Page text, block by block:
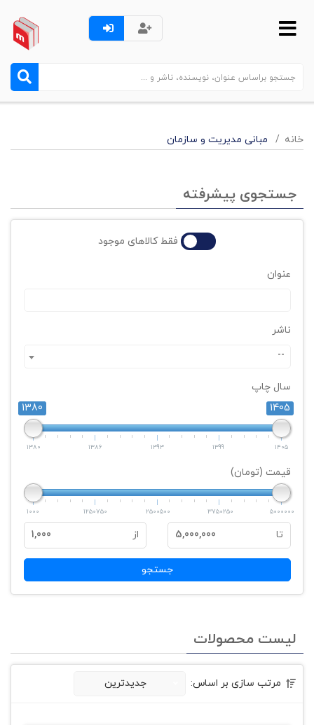
خانه مبانی مدیریت و سازمان
جستجوی پیشرفته
فقط کالاهای موجود
عنوان
ناشر
--
سال چاپ
1380
1405
1380 1386 1393 1399 1405
قیمت (تومان)
1000 1250750 2500500 3750250 5000000
تا 5,000,000 از 1,000
جستجو
لیست محصولات
مرتب سازی بر اساس: جدیدترین